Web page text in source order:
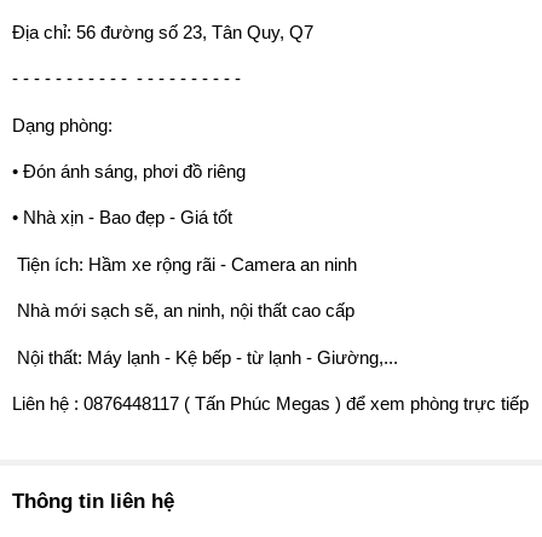
Địa chỉ: 56 đường số 23, Tân Quy, Q7
- - - - - - - - - - - ️ - - - - - - - - - -
Dạng phòng:
• Đón ánh sáng, phơi đồ riêng
• Nhà xịn - Bao đẹp - Giá tốt
️ Tiện ích: Hầm xe rộng rãi - Camera an ninh
️ Nhà mới sạch sẽ, an ninh, nội thất cao cấp
️ Nội thất: Máy lạnh - Kệ bếp - từ lạnh - Giường,...
️️Liên hệ : 0876448117 ( Tấn Phúc Megas ) để xem phòng trực tiếp
Thông tin liên hệ